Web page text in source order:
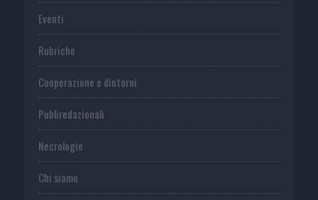
Eventi
Rubriche
Cooperazione e dintorni
Publiredazionali
Necrologie
Chi siamo